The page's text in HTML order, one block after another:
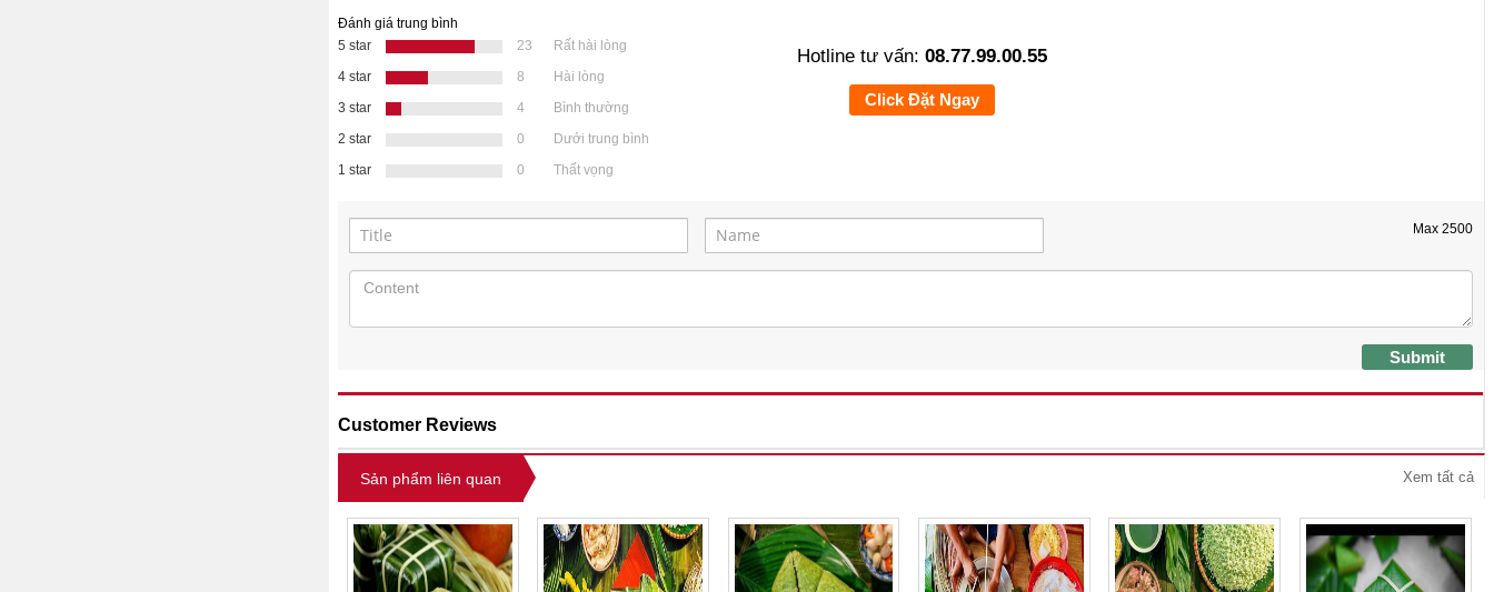
Đánh giá trung bình
5 star
23
Rất hài lòng
4 star
8
Hài lòng
3 star
4
Bình thường
2 star
0
Dưới trung bình
1 star
0 Thất vọng
Hotline tư vấn:08.77.99.00.55
Click Đặt Ngay
Max 2500
Submit
Customer Reviews
Sản phẩm liên quan Xem tất cả